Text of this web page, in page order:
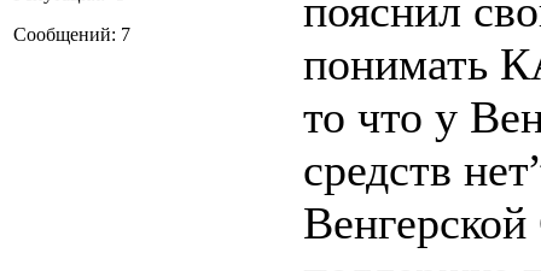
Сообщений: 7
пояснил
понимать
то что у
средств